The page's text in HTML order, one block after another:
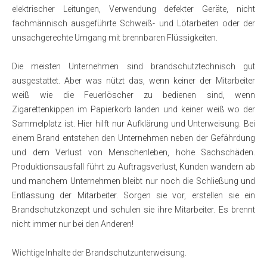
elektrischer Leitungen, Verwendung defekter Geräte, nicht
fachmännisch ausgeführte Schweiß- und Lötarbeiten oder der
unsachgerechte Umgang mit brennbaren Flüssigkeiten.
Die meisten Unternehmen sind brandschutztechnisch gut
ausgestattet. Aber was nützt das, wenn keiner der Mitarbeiter
weiß wie die Feuerlöscher zu bedienen sind, wenn
Zigarettenkippen im Papierkorb landen und keiner weiß wo der
Sammelplatz ist. Hier hilft nur Aufklärung und Unterweisung. Bei
einem Brand entstehen den Unternehmen neben der Gefährdung
und dem Verlust von Menschenleben, hohe Sachschäden.
Produktionsausfall führt zu Auftragsverlust, Kunden wandern ab
und manchem Unternehmen bleibt nur noch die Schließung und
Entlassung der Mitarbeiter. Sorgen sie vor, erstellen sie ein
Brandschutzkonzept und schulen sie ihre Mitarbeiter. Es brennt
nicht immer nur bei den Anderen!
Wichtige Inhalte der Brandschutzunterweisung.